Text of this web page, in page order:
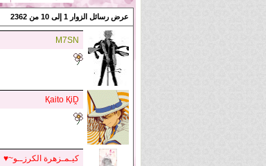
عرض رسائل الزوار 1 إلى 10 من 2362
M7SN
Қaito ҚiḒ
كيـمـزهرة الكرزــو~♥